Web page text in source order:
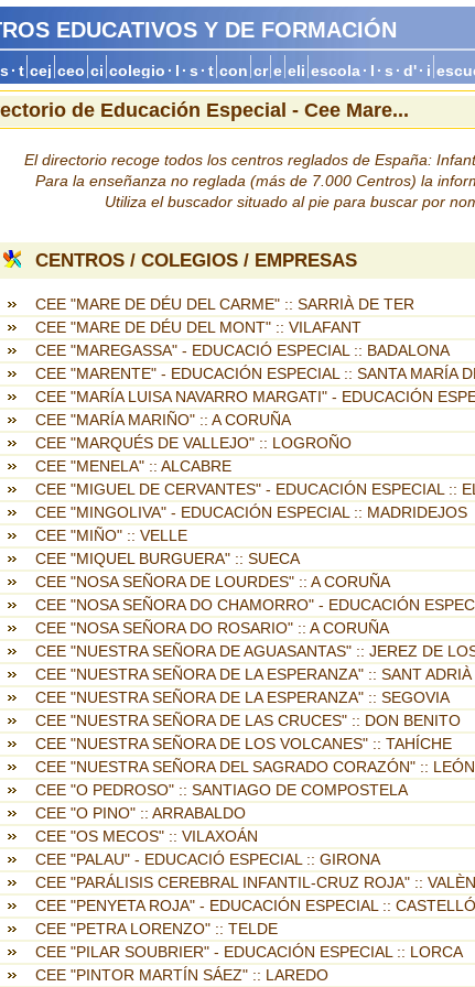
EDUCATIVOS Y DE FORMACIÓN
s · t cej ceo ci colegio · · s · t con cr e eli escola · · s · d' · i
de Educación Especial - Cee Mare...
El directorio recoge todos los centros reglados de España:
Para la enseñanza no reglada (más de 7.000 Centros) la
Utiliza el buscador situado al pie para buscar por
CENTROS / COLEGIOS / EMPRESAS
CEE "MARE DE DÉU DEL CARME" :: SARRIÀ DE TER
CEE "MARE DE DÉU DEL MONT" :: VILAFANT
CEE "MAREGASSA" - EDUCACIÓ ESPECIAL :: BADALONA
CEE "MARENTE" - EDUCACIÓN ESPECIAL :: SANTA MARÍA
CEE "MARÍA LUISA NAVARRO MARGATI" - EDUCACIÓN
CEE "MARÍA MARIÑO" :: A CORUÑA
CEE "MARQUÉS DE VALLEJO" :: LOGROÑO
CEE "MENELA" :: ALCABRE
CEE "MIGUEL DE CERVANTES" - EDUCACIÓN ESPECIAL ::
CEE "MINGOLIVA" - EDUCACIÓN ESPECIAL :: MADRIDEJOS
CEE "MIÑO" :: VELLE
CEE "MIQUEL BURGUERA" :: SUECA
CEE "NOSA SEÑORA DE LOURDES" :: A CORUÑA
CEE "NOSA SEÑORA DO CHAMORRO" - EDUCACIÓN
CEE "NOSA SEÑORA DO ROSARIO" :: A CORUÑA
CEE "NUESTRA SEÑORA DE AGUASANTAS" :: JEREZ DE
CEE "NUESTRA SEÑORA DE LA ESPERANZA" :: SANT
CEE "NUESTRA SEÑORA DE LA ESPERANZA" :: SEGOVIA
CEE "NUESTRA SEÑORA DE LAS CRUCES" :: DON BENITO
CEE "NUESTRA SEÑORA DE LOS VOLCANES" :: TAHÍCHE
CEE "NUESTRA SEÑORA DEL SAGRADO CORAZÓN" :: LEÓN
CEE "O PEDROSO" :: SANTIAGO DE COMPOSTELA
CEE "O PINO" :: ARRABALDO
CEE "OS MECOS" :: VILAXOÁN
CEE "PALAU" - EDUCACIÓ ESPECIAL :: GIRONA
CEE "PARÁLISIS CEREBRAL INFANTIL-CRUZ ROJA" ::
CEE "PENYETA ROJA" - EDUCACIÓN ESPECIAL ::
CEE "PETRA LORENZO" :: TELDE
CEE "PILAR SOUBRIER" - EDUCACIÓN ESPECIAL :: LORCA
CEE "PINTOR MARTÍN SÁEZ" :: LAREDO